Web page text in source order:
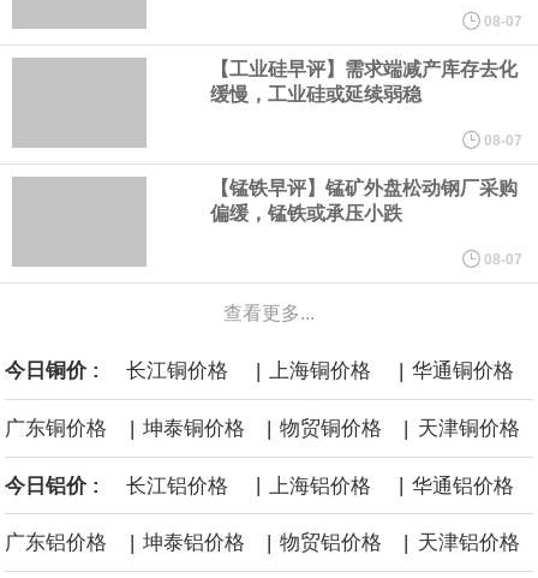
美国新墨西哥州第一司法区法院当地时间8月6日作出裁决，社交媒
体“脸书（Facebook）”、“照片墙（Instagram）”的母公司美
国“元”公司应向该州一项基金支付5.67 亿美元，用于应对青少年因
使用其产品而面临的心理健康问题。 这一裁决源于今年早些时候的
一场审判。在那次审判中，新墨西哥州陪审团认定“元”公司需就涉嫌
导致青少年心理健康问题及利用其产品进行性剥削的行为，承担
3.75亿美元的罚款。这5.67亿美元是在3.75亿美元罚款基础上追加
的补救金，二者叠加达9.42亿美元。
白宫已邀请美国关键矿产行业的顶级高管周五与总统唐纳德·特朗普
会面。据知情人士透露，此次活动旨在展示为促进关键矿产开发和
08-07
【工业硅早评】需求端减产库存去化
缓慢，工业硅或延续弱稳
08-07
【锰铁早评】锰矿外盘松动钢厂采购
偏缓，锰铁或承压小跌
08-07
查看更多...
今日铜价 : 长江铜价格 | 上海铜价格 | 华通铜价格
广东铜价格 | 坤泰铜价格 | 物贸铜价格 | 天津铜价格
今日铝价 : 长江铝价格 | 上海铝价格 | 华通铝价格
广东铝价格 | 坤泰铝价格 | 物贸铝价格 | 天津铝价格